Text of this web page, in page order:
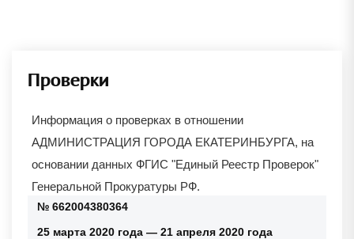
Проверки
Информация о проверках в отношении
АДМИНИСТРАЦИЯ ГОРОДА ЕКАТЕРИНБУРГА, на
основании данных ФГИС "Единый Реестр Проверок"
Генеральной Прокуратуры РФ.
№ 662004380364
25 марта 2020 года — 21 апреля 2020 года